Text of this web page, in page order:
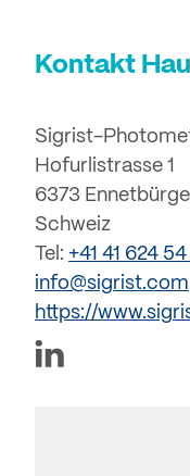
Kontakt
Sigrist-
Hofurlistrasse 1
6373
Schweiz
Tel: +41 41 624
info@sigrist.com
https://